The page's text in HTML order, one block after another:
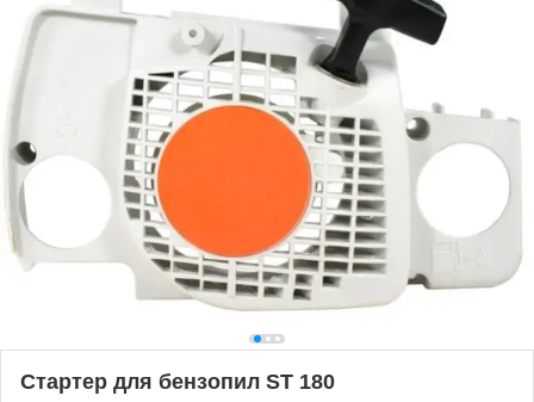
Стартер для бензопил ST 180